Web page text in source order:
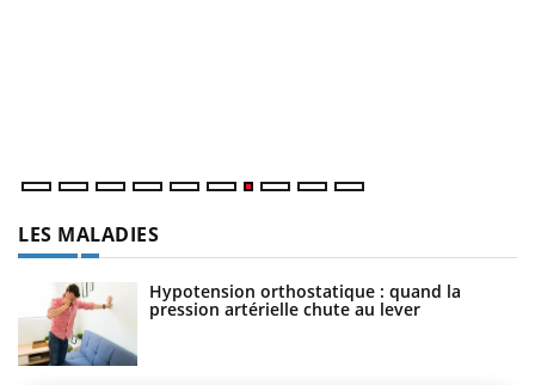
LES MALADIES
Hypotension orthostatique : quand la
pression artérielle chute au lever